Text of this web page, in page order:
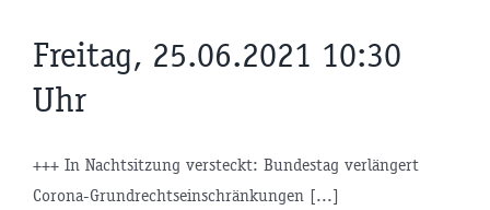
Freitag, 25.06.2021 10:30
Uhr
+++ In Nachtsitzung versteckt: Bundestag verlängert
Corona-Grundrechtseinschränkungen [...]